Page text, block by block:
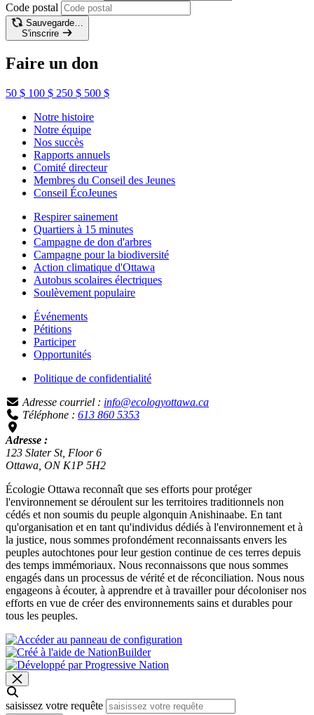
Code postal
Sauvegarde…
S'inscrire
Faire un don
50 $ 100 $ 250 $ 500 $
Notre histoire
Notre équipe
Nos succès
Rapports annuels
Comité directeur
Membres du Conseil des Jeunes
Conseil ÉcoJeunes
Respirer sainement
Quartiers à 15 minutes
Campagne de don d'arbres
Campagne pour la biodiversité
Action climatique d'Ottawa
Autobus scolaires électriques
Soulèvement populaire
Événements
Pétitions
Participer
Opportunités
Politique de confidentialité
Adresse courriel : info@ecologyottawa.ca
Téléphone : 613 860 5353
Adresse :
123 Slater St, Floor 6
Ottawa, ON K1P 5H2
Écologie Ottawa reconnaît que ses efforts pour protéger
l'environnement se déroulent sur les territoires traditionnels non
cédés et non soumis du peuple algonquin Anishinaabe. En tant
qu'organisation et en tant qu'individus dédiés à l'environnement et à
la justice, nous sommes profondément reconnaissants envers les
peuples autochtones pour leur gestion continue de ces terres depuis
des temps immémoriaux. Nous reconnaissons que nous sommes
engagés dans un processus de vérité et de réconciliation. Nous nous
engageons à écouter, à apprendre et à travailler pour décoloniser nos
efforts en vue de créer des environnements sains et durables pour
tous les peuples.
saisissez votre requête